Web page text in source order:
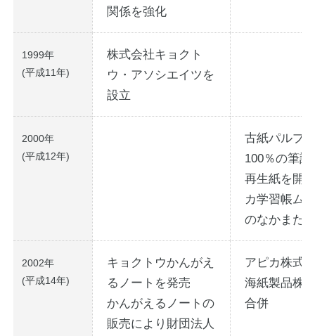
関係を強化
1999年
(平成11年)
株式会社キョクト
ウ・アソシエイツを
設立
2000年
(平成12年)
古紙パルプ
100％の筆
再生紙を開
カ学習帳ム
のなかまた
2002年
(平成14年)
キョクトウかんがえ
るノートを発売
かんがえるノートの
販売により財団法人
アピカ株式
海紙製品株
合併